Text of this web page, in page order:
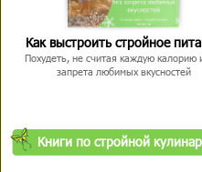
Как выстроить стройное
Похудеть, не считая каждую калорию
запрета любимых вкусностей
Книги по стройной